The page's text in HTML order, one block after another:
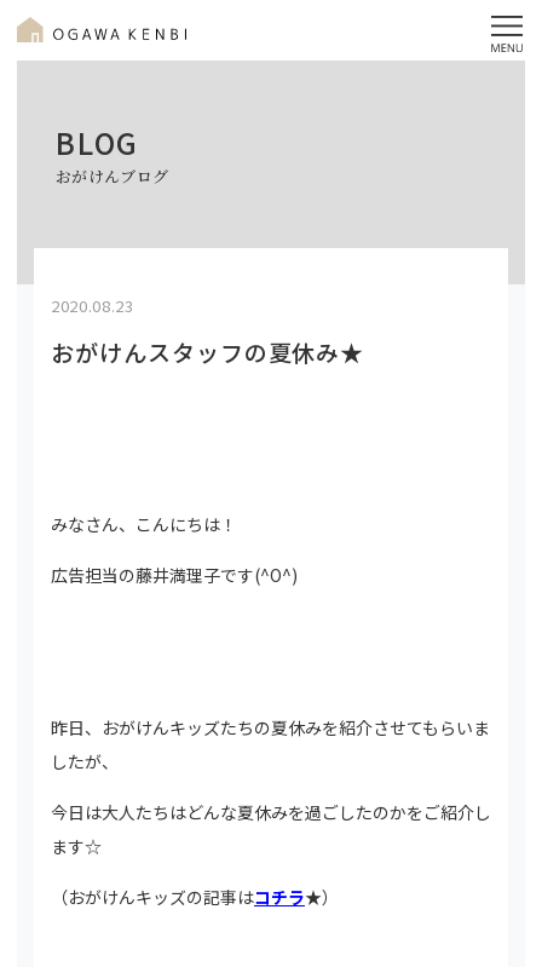
BLOG
おがけんブログ
2020.08.23
おがけんスタッフの夏休み★
みなさん、こんにちは！
広告担当の藤井満理子です(^O^)
昨日、おがけんキッズたちの夏休みを紹介させてもらいま
したが、
今日は大人たちはどんな夏休みを過ごしたのかをご紹介し
ます☆
（おがけんキッズの記事はコチラ★）